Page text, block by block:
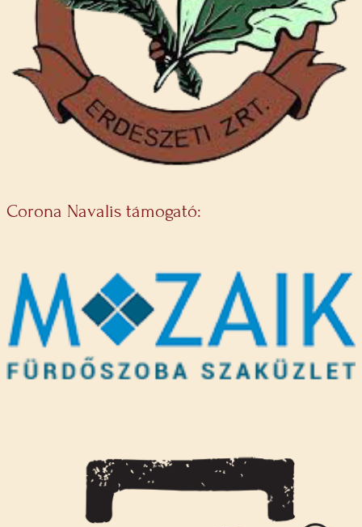
Corona Navalis támogató: